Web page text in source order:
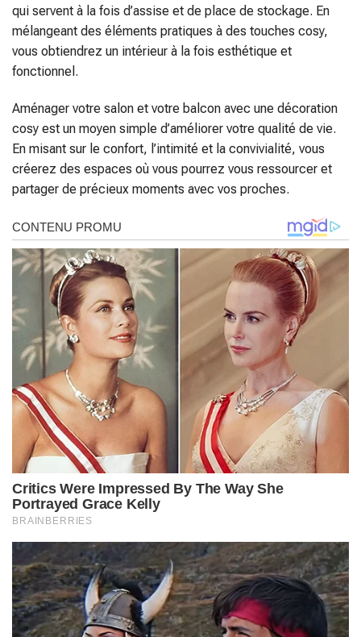
qui servent à la fois d’assise et de place de stockage. En
mélangeant des éléments pratiques à des touches cosy,
vous obtiendrez un intérieur à la fois esthétique et
fonctionnel.
Aménager votre salon et votre balcon avec une décoration
cosy est un moyen simple d’améliorer votre qualité de vie.
En misant sur le confort, l’intimité et la convivialité, vous
créerez des espaces où vous pourrez vous ressourcer et
partager de précieux moments avec vos proches.